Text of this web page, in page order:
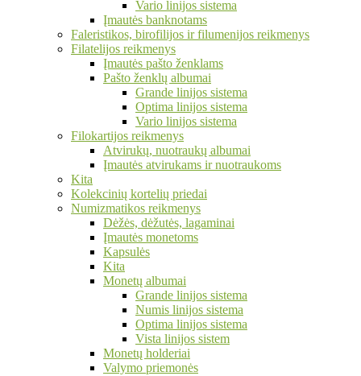
Vario linijos sistema
Įmautės banknotams
Faleristikos, birofilijos ir filumenijos reikmenys
Filatelijos reikmenys
Įmautės pašto ženklams
Pašto ženklų albumai
Grande linijos sistema
Optima linijos sistema
Vario linijos sistema
Filokartijos reikmenys
Atvirukų, nuotraukų albumai
Įmautės atvirukams ir nuotraukoms
Kita
Kolekcinių kortelių priedai
Numizmatikos reikmenys
Dėžės, dėžutės, lagaminai
Įmautės monetoms
Kapsulės
Kita
Monetų albumai
Grande linijos sistema
Numis linijos sistema
Optima linijos sistema
Vista linijos sistem
Monetų holderiai
Valymo priemonės